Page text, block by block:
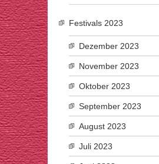
Festivals 2023
Dezember 2023
November 2023
Oktober 2023
September 2023
August 2023
Juli 2023